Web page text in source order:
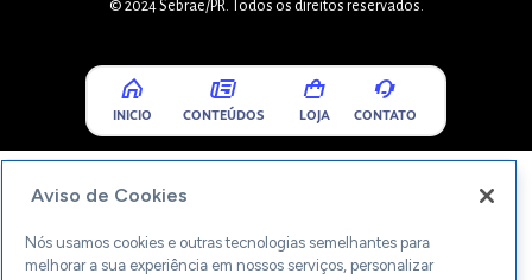
© 2024 Sebrae/PR. Todos os direitos reservados.
INICIO CONTEÚDOS LOJA CONTATO
Aviso de Cookies
Nós usamos cookies e outras tecnologias semelhantes para
melhorar a sua experiência em nossos serviços, personalizar